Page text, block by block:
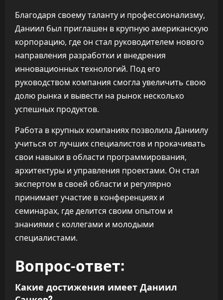
Благодаря своему таланту и профессионализму,
Даниил был приглашен в крупную американскую
корпорацию, где он стал руководителем нового
направления разработки и внедрения
инновационных технологий. Под его
руководством компания смогла увеличить свою
долю рынка и вывести на рынок несколько
успешных продуктов.
Работа в крупных компаниях позволила Даниилу
учиться от лучших специалистов и прокачивать
свои навыки в области программирования,
архитектуры и управления проектами. Он стал
экспертом в своей области и регулярно
принимает участие в конференциях и
семинарах, где делится своим опытом и
знаниями с коллегами и молодыми
специалистами.
Вопрос-ответ:
Какие достижения имеет Даниил